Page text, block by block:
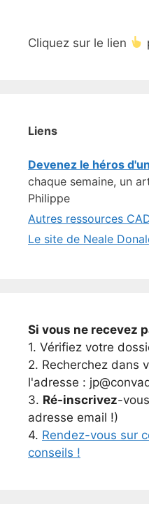
Cliquez sur le lien
Liens
Devenez le héros
chaque semaine, un
Philippe
Autres ressources
Le site de Neale
Si vous ne recevez
1. Vérifiez votre
2. Recherchez dans
l'adresse :
3. Ré-inscrivez-
adresse email !)
4. Rendez-vous sur
conseils !